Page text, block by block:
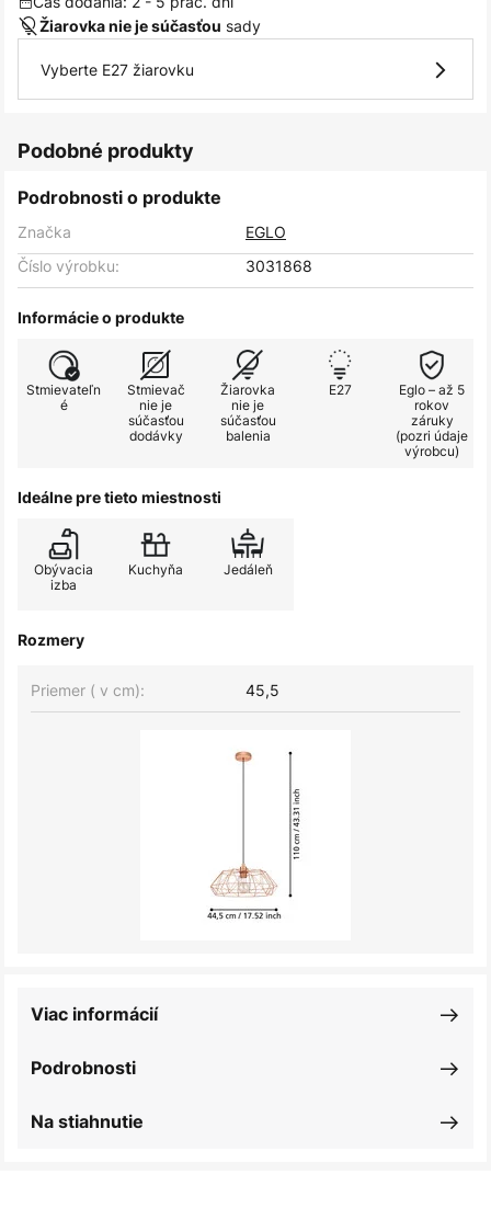
Žiarovka nie je súčasťou sady
Vyberte E27 žiarovku
Podobné produkty
Podrobnosti o produkte
Značka
EGLO
Číslo výrobku:
3031868
Informácie o produkte
Stmievateľn
é
Stmievač
nie je
súčasťou
dodávky
Žiarovka
nie je
súčasťou
balenia
E27
Eglo – až 5
rokov
záruky
(pozri údaje
výrobcu)
Ideálne pre tieto miestnosti
Obývacia
izba
Kuchyňa Jedáleň
Rozmery
Priemer ( v cm): 45,5
Podrobnosti
Viac informácií
Na stiahnutie